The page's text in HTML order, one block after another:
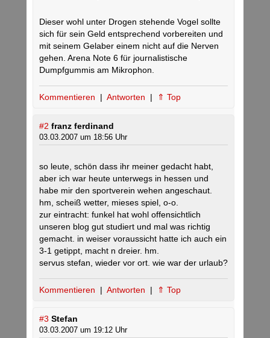
Dieser wohl unter Drogen stehende Vogel sollte
sich für sein Geld entsprechend vorbereiten und
mit seinem Gelaber einem nicht auf die Nerven
gehen. Arena Note 6 für journalistische
Dumpfgummis am Mikrophon.
Kommentieren | Antworten | ⇑ Top
#2 franz ferdinand
03.03.2007 um 18:56 Uhr
so leute, schön dass ihr meiner gedacht habt,
aber ich war heute unterwegs in hessen und
habe mir den sportverein wehen angeschaut.
hm, scheiß wetter, mieses spiel, o-o.
zur eintracht: funkel hat wohl offensichtlich
unseren blog gut studiert und mal was richtig
gemacht. in weiser voraussicht hatte ich auch ein
3-1 getippt, macht n dreier. hm.
servus stefan, wieder vor ort. wie war der urlaub?
Kommentieren | Antworten | ⇑ Top
#3 Stefan
03.03.2007 um 19:12 Uhr